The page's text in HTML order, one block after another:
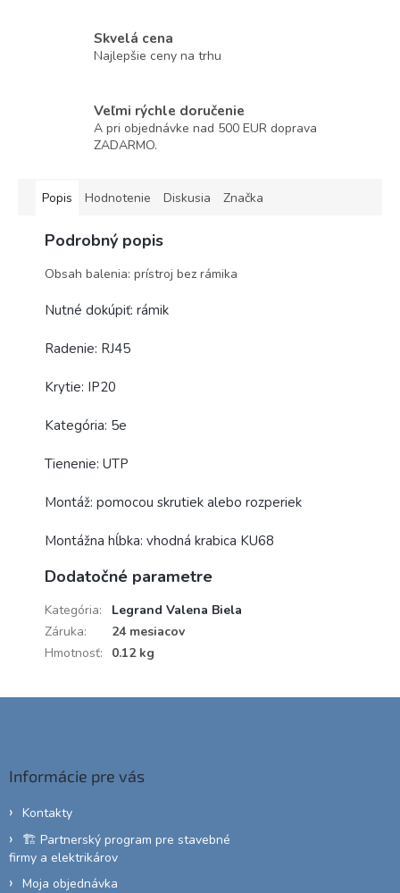
Skvelá cena
Najlepšie ceny na trhu
Veľmi rýchle doručenie
A pri objednávke nad 500 EUR doprava
ZADARMO.
Popis Hodnotenie Diskusia Značka
Podrobný popis
Obsah balenia: prístroj bez rámika
Nutné dokúpiť: rámik
Radenie: RJ45
Krytie: IP20
Kategória: 5e
Tienenie: UTP
Montáž: pomocou skrutiek alebo rozperiek
Montážna hĺbka: vhodná krabica KU68
Dodatočné parametre
Kategória:
Legrand Valena Biela
Záruka:
24 mesiacov
Hmotnosť: 0.12 kg
Informácie pre vás
Kontakty
🏗️ Partnerský program pre stavebné
firmy a elektrikárov
Moja objednávka